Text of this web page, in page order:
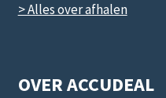
> Alles over afhalen
OVER ACCUDEAL